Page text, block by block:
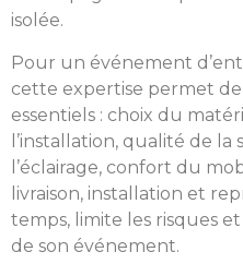
isolée.
Pour un événement
cette expertise permet
essentiels : choix du
l’installation, qualité de
l’éclairage, confort du
livraison, installation et
temps, limite les risques
de son événement.